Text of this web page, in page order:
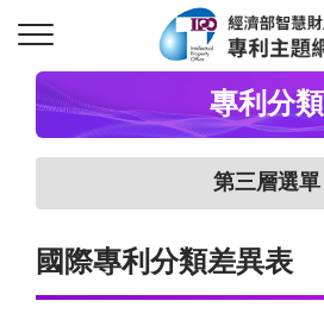
專利分類
第三層選單
國際專利分類差異表